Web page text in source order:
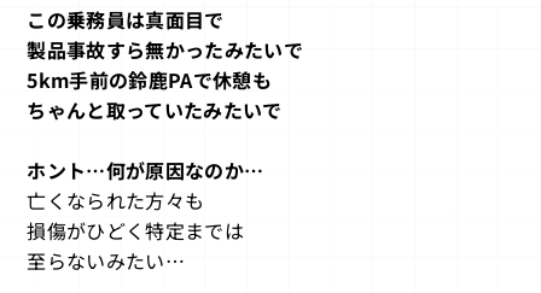
この乗務員は真面目で
製品事故すら無かったみたいで
5km手前の鈴鹿PAで休憩も
ちゃんと取っていたみたいで
ホント…何が原因なのか…
亡くなられた方々も
損傷がひどく特定までは
至らないみたい…